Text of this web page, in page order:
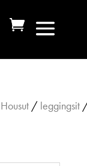
Housut/ leggingsit/